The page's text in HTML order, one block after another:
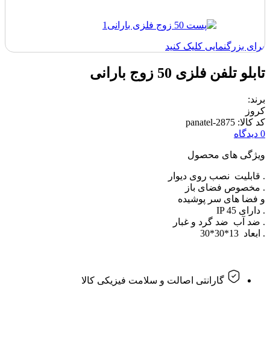
برای بزرگنمایی کلیک کنید
تابلو تلفن فلزی 50 زوج بارانی
برند:
کروز
کد کالا: panatel-2875
0 دیدگاه
ویژگی های محصول
. قابلیت نصب روی دیوار
. مخصوص فضای باز
و فضا های سر پوشیده
. دارای IP 45
. ضد آب ضد گرد و غبار
. ابعاد 13*30*30
گارانتی اصالت و سلامت فیزیکی کالا